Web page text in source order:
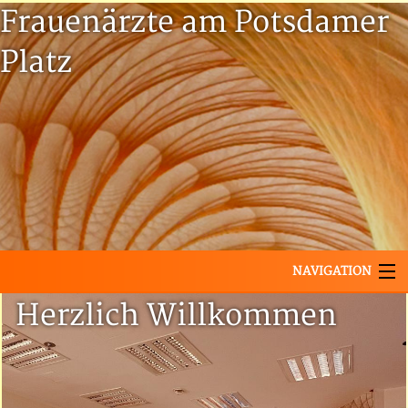
Frauenärzte am Potsdamer
Platz
NAVIGATION
Startseite
Termin buchen mit Doctolib
Unsere Leistungen
Herzlich Willkommen